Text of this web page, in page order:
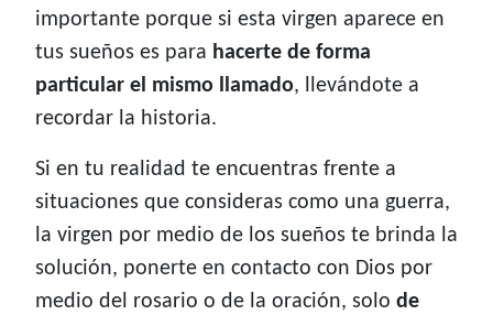
importante porque si esta virgen aparece en
tus sueños es para hacerte de forma
particular el mismo llamado, llevándote a
recordar la historia.
Si en tu realidad te encuentras frente a
situaciones que consideras como una guerra,
la virgen por medio de los sueños te brinda la
solución, ponerte en contacto con Dios por
medio del rosario o de la oración, solo de